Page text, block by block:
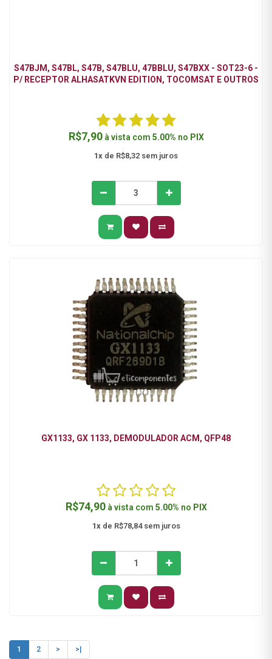
S47BJM, S47BL, S47B, S47BLU, 47BBLU, S47BXX - SOT23-6 -
P/ RECEPTOR ALHASATKVN EDITION, TOCOMSAT E OUTROS
R$7,90 à vista com 5.00% no PIX
1x de R$8,32 sem juros
GX1133, GX 1133, DEMODULADOR ACM, QFP48
R$74,90 à vista com 5.00% no PIX
1xde R$78,84 sem juros
1 2 > >|